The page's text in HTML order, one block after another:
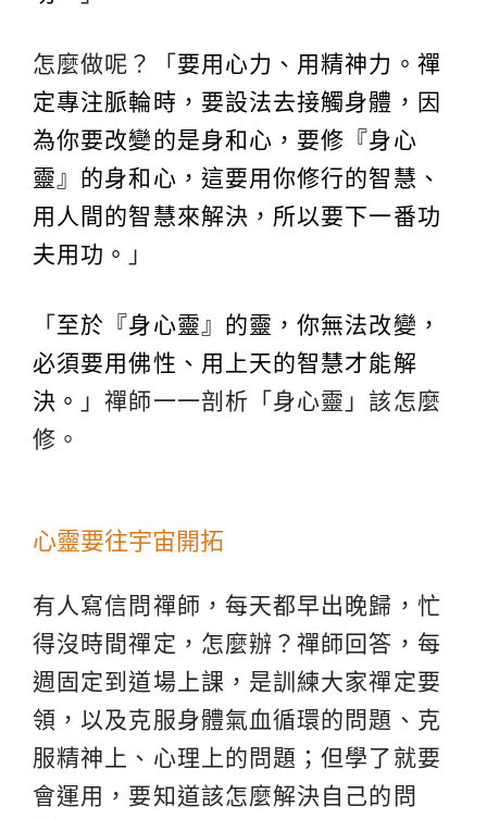
怎麼做呢？「 要用心力、用精神力。禪
定專注脈輪時，要設法去接觸身體，因
為你要改變的是身和心，要修『身心
靈』的身和心，這要用你修行的智慧、
用人間的智慧來解決，所以要下一番功
夫用功。 」
「 至於『身心靈』的靈，你無法改變，
必須要用佛性、用上天的智慧才能解
決。 」禪師一一剖析「身心靈」該怎麼
修。
心靈要往宇宙開拓
有人寫信問禪師，每天都早出晚歸，忙
得沒時間禪定，怎麼辦？禪師回答，每
週固定到道場上課，是訓練大家禪定要
領，以及克服身體氣血循環的問題、克
服精神上、心理上的問題；但學了就要
會運用，要知道該怎麼解決自己的問